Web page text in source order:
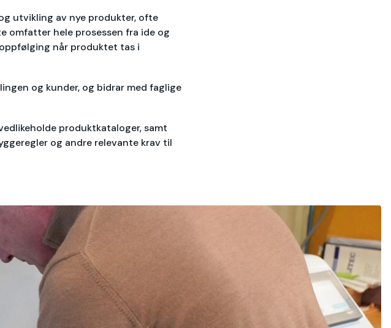
utvikling av nye produkter, ofte
omfatter hele prosessen fra ide og
når produktet tas i
og kunder, og bidrar med faglige
produktkataloger, samt
og andre relevante krav til